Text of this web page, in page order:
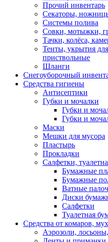
Прочий инвентарь
Секаторы,
Системы полива
Совки, мотыжки,
Тачки, колёса,
Тенты, укрытия
приствольные
Шланги
Снегоуборочный
Средства гигиены
Антисептики
Губки и мочалки
Губки и
Губки и
Маски
Мешки для мусора
Пластырь
Прокладки
Салфетки,
Бумажные
Бумажные
Ватные
Диски
Салфетки
Туалетная
Средства от комаров,
Аэрозоли,